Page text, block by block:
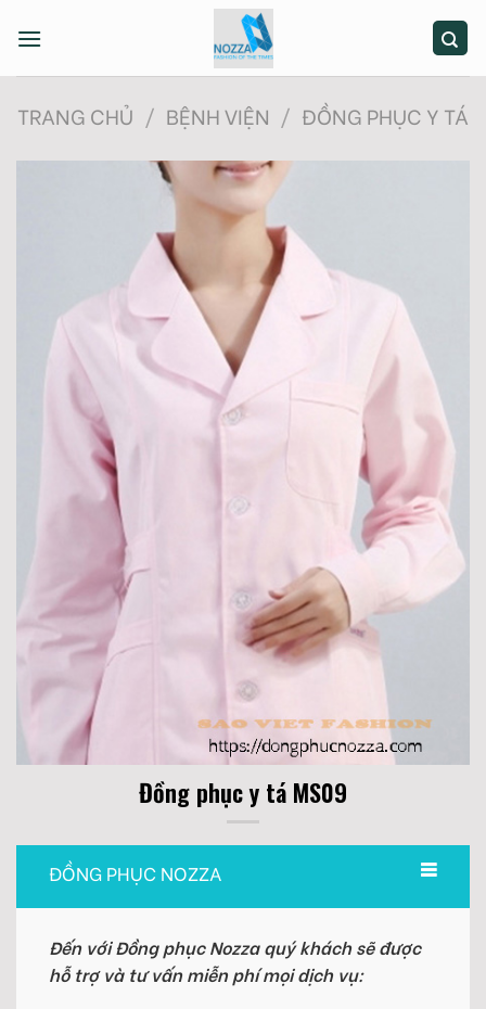
TRANG CHỦ / BỆNH VIỆN / ĐỒNG PHỤC Y TÁ
Đồng phục y tá MS09
ĐỒNG PHỤC NOZZA
Đến với Đồng phục Nozza quý khách sẽ được
hỗ trợ và tư vấn miễn phí mọi dịch vụ: